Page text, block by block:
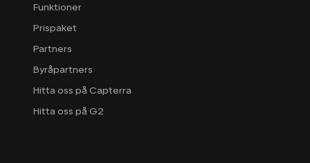
Funktioner
Prispaket
Partners
Byråpartners
Hitta oss på Capterra
Hitta oss på G2